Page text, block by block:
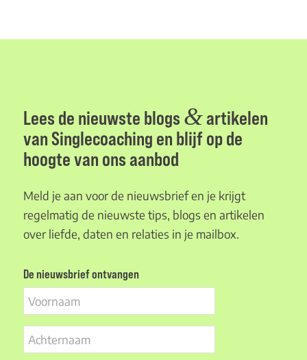
Lees de nieuwste blogs &artikelen
van Singlecoaching en blijf op de
hoogte van ons aanbod
Meld je aan voor de nieuwsbrief en je krijgt
regelmatig de nieuwste tips, blogs en artikelen
over liefde, daten en relaties in je mailbox.
De nieuwsbrief ontvangen
Voornaam
Achternaam